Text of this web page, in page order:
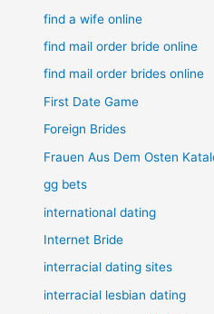
find a wife online
find mail order bride online
find mail order brides online
First Date Game
Foreign Brides
Frauen Aus Dem Osten
gg bets
international dating
Internet Bride
interracial dating sites
interracial lesbian dating